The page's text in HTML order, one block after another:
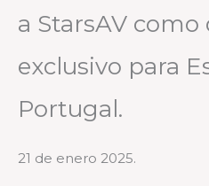
a StarsAV
exclusivo para
Portugal.
21 de enero 2025.